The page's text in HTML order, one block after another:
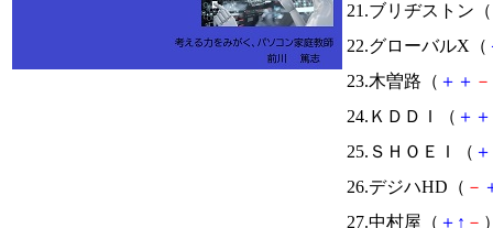
21.ブリヂストン（
22.グローバルX（
23.木曽路（ ＋ ＋ －
24.ＫＤＤＩ（ ＋ ＋
25.ＳＨＯＥＩ（ ＋
26.デジハHD（ －
27.中村屋（ ＋ ↑ －